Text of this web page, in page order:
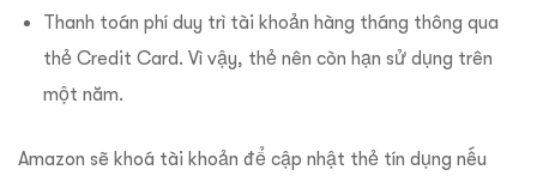
Thanh toán phí duy trì tài khoản hàng tháng thông qua
thẻ Credit Card. Vì vậy, thẻ nên còn hạn sử dụng trên
một năm.
Amazon sẽ khoá tài khoản để cập nhật thẻ tín dụng nếu